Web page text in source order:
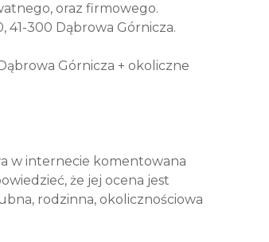
oraz firmowego.
41-300 Dąbrowa Górnicza.
Górnicza + okoliczne
w internecie komentowana
że jej ocena jest
rodzinna, okolicznościowa